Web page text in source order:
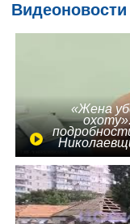
Видеоновости
«Жена